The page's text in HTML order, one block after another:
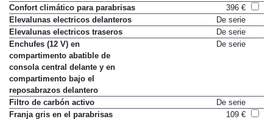
zonas
Confort climático para parabrisas
396 €
Elevalunas electricos delanteros
De serie
Elevalunas electricos traseros
De serie
Enchufes (12 V) en
compartimento abatible de
consola central delante y en
compartimento bajo el
reposabrazos delantero
Filtro de carbón activo
De serie